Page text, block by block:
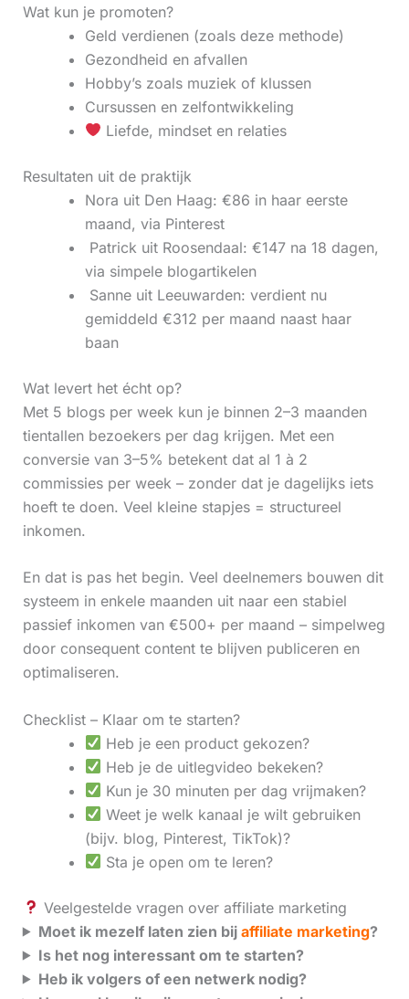
Wat kun je promoten?
Geld verdienen (zoals deze methode)
Gezondheid en afvallen
Hobby’s zoals muziek of klussen
Cursussen en zelfontwikkeling
Liefde, mindset en relaties
Resultaten uit de praktijk
Nora uit Den Haag: €86 in haar eerste
maand, via Pinterest
‍ Patrick uit Roosendaal: €147 na 18 dagen,
via simpele blogartikelen
‍ Sanne uit Leeuwarden: verdient nu
gemiddeld €312 per maand naast haar
baan
Wat levert het écht op?
Met 5 blogs per week kun je binnen 2–3 maanden
tientallen bezoekers per dag krijgen. Met een
conversie van 3–5% betekent dat al 1 à 2
commissies per week – zonder dat je dagelijks iets
hoeft te doen. Veel kleine stapjes = structureel
inkomen.
En dat is pas het begin. Veel deelnemers bouwen dit
systeem in enkele maanden uit naar een stabiel
passief inkomen van €500+ per maand – simpelweg
door consequent content te blijven publiceren en
optimaliseren.
Checklist – Klaar om te starten?
Heb je een product gekozen?
Heb je de uitlegvideo bekeken?
Kun je 30 minuten per dag vrijmaken?
Weet je welk kanaal je wilt gebruiken
(bijv. blog, Pinterest, TikTok)?
Sta je open om te leren?
Veelgestelde vragen over affiliate marketing
Moet ik mezelf laten zien bij affiliate marketing?
Is het nog interessant om te starten?
Heb ik volgers of een netwerk nodig?